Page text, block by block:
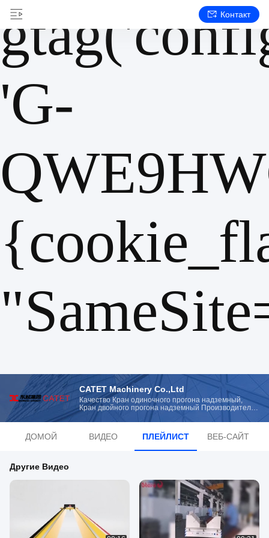
'G-
Контакт
CATET Machinery Co.,Ltd
Качество Кран одиночного прогона надземный,
Кран двойного прогона надземный Производитель
ДОМОЙ ВИДЕО ПЛЕЙЛИСТ ВЕБ-САЙТ
Другие Видео